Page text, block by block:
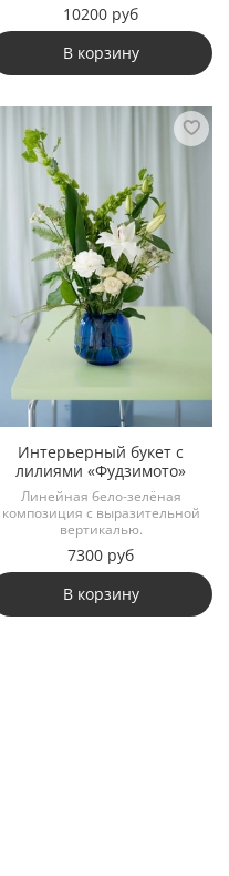
10200 руб
В корзину
Интерьерный букет с
лилиями «Фудзимото»
Линейная бело-зелёная
композиция с выразительной
вертикалью.
7300 руб
В корзину